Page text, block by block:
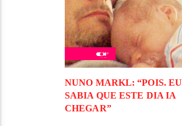
NUNO MARKL: “POIS. EU
SABIA QUE ESTE DIA IA
CHEGAR”